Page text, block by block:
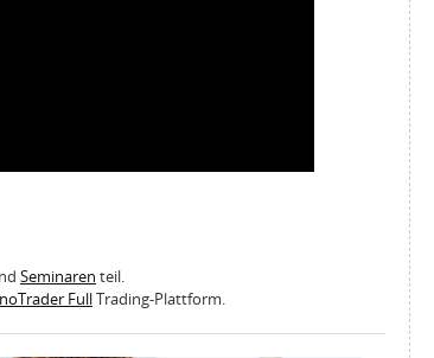
Seminaren teil.
FullTrading-Plattform.